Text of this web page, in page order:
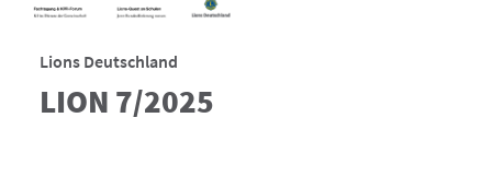
Lions Deutschland
LION 7/2025